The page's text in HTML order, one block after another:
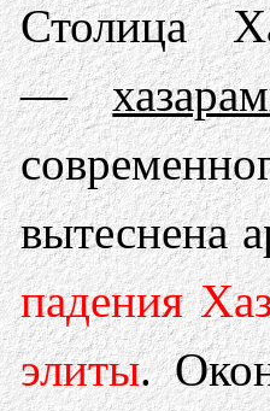
Столица
—
вытеснена
падения
элиты.